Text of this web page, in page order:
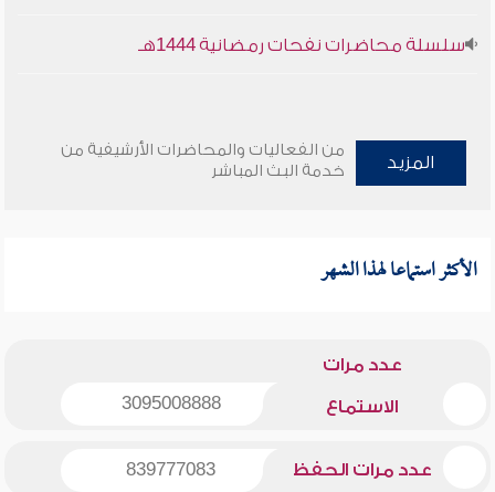
سلسلة محاضرات نفحات رمضانية 1444هـ
المزيد
من الفعاليات والمحاضرات الأرشيفية من
خدمة البث المباشر
الأكثر استماعا لهذا الشهر
عدد مرات
الاستماع 3095008888
عدد مرات الحفظ 839777083